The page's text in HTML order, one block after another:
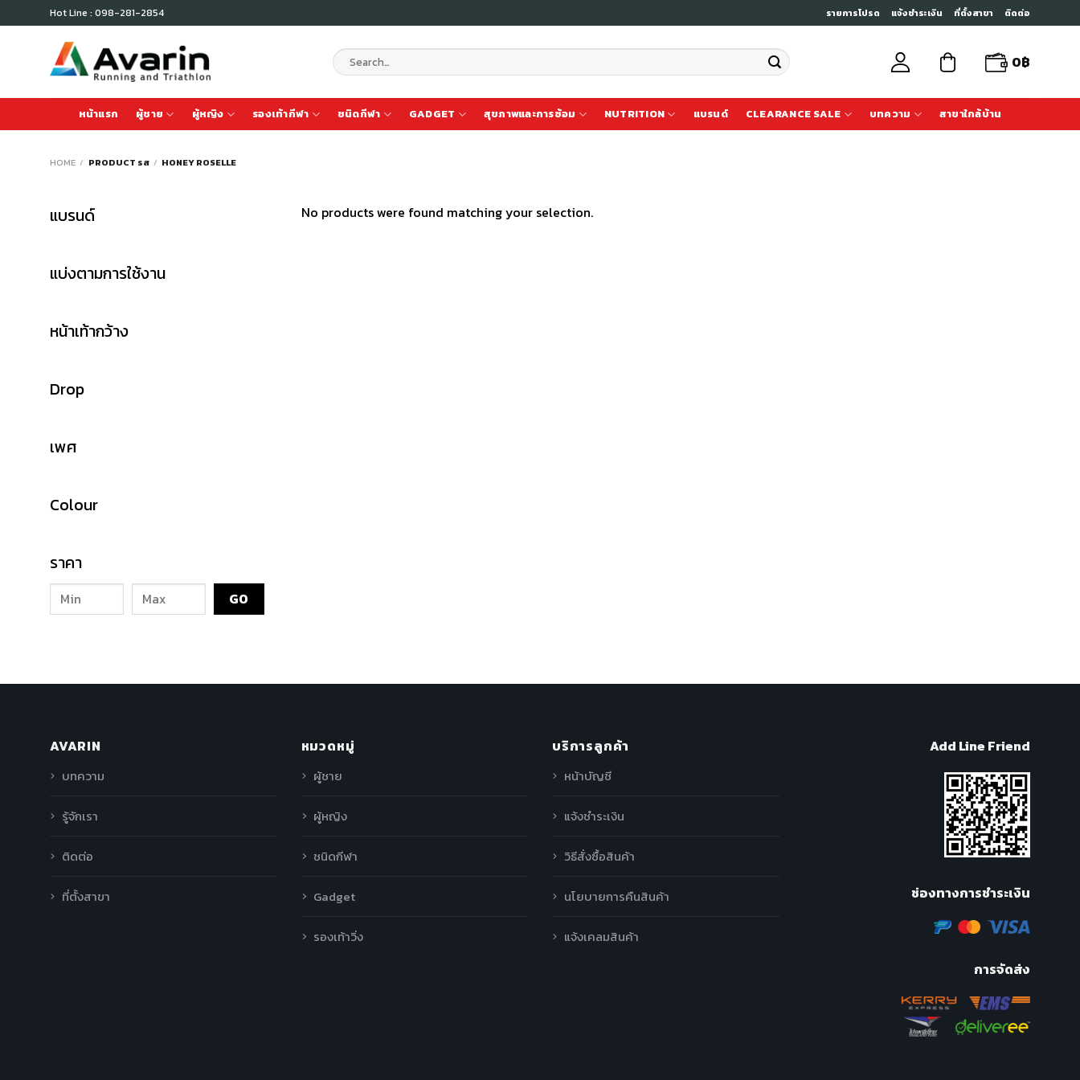
to
Hot Line : 098-281-2854 รายการโปรด แจ้งชำระเงิน ที่ตั้งสาขา ติดต่อ
Search
for:
0฿
หน้าแรก ผู้ชาย ผู้หญิง รองเท้ากีฬา ชนิดกีฬา GADGET สุขภาพและการซ้อม NUTRITION แบรนด์ CLEARANCE SALE บทความ สาขาใกล้บ้าน
HOME / PRODUCT รส / HONEY ROSELLE
แบรนด์
แบ่งตามการใช้งาน
หน้าเท้ากว้าง
Drop
เพศ
Colour
ราคา
No products were found matching your selection.
AVARIN
บทความ
รู้จักเรา
ติดต่อ
ที่ตั้งสาขา
หมวดหมู่
ผู้ชาย
ผู้หญิง
ชนิดกีฬา
Gadget
รองเท้าวิ่ง
บริการลูกค้า
หน้าบัญชี
แจ้งชำระเงิน
วิธีสั่งซื้อสินค้า
นโยบายการคืนสินค้า
แจ้งเคลมสินค้า
Add Line Friend
ช่องทางการชำระเงิน
การจัดส่ง